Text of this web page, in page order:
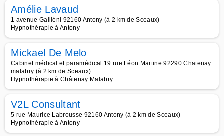
Amélie Lavaud
1 avenue Galliéni 92160 Antony (à 2 km de Sceaux)
Hypnothérapie à Antony
Mickael De Melo
Cabinet médical et paramédical 19 rue Léon Martine 92290 Chatenay
malabry (à 2 km de Sceaux)
Hypnothérapie à Châtenay Malabry
V2L Consultant
5 rue Maurice Labrousse 92160 Antony (à 2 km de Sceaux)
Hypnothérapie à Antony